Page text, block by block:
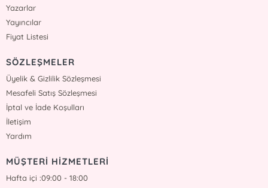
Yazarlar
Yayıncılar
Fiyat Listesi
SÖZLEŞMELER
Üyelik & Gizlilik Sözleşmesi
Mesafeli Satış Sözleşmesi
İptal ve İade Koşulları
İletişim
Yardım
MÜŞTERİ HİZMETLERİ
Hafta içi :09:00 - 18:00